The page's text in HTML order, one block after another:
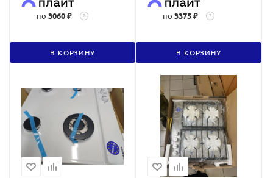
по 3060 ₽ ?
В КОРЗИНУ
по 3375 ₽ ?
В КОРЗИНУ